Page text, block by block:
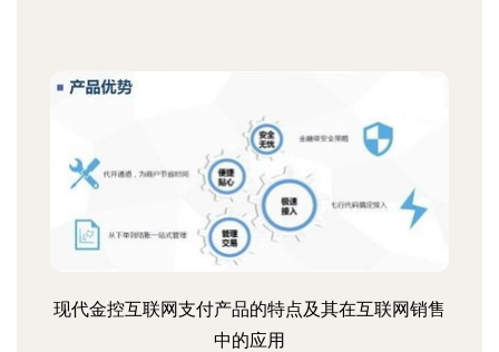
现代金控互联网支付产品的特点及其在互联网销售
中的应用